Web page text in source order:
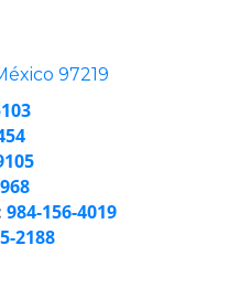
97219
984-156-4019
2188